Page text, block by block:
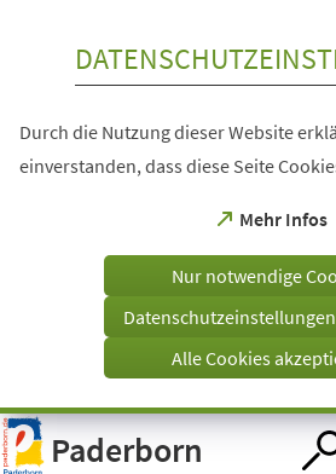
Visuelle
Assistenzsoftware
öffnen.
Durch die Nutzung dieser Website
einverstanden, dass diese Seite
Mehr Infos
(Öffnet
einem
Tab)
Nur notwendige
Alle Cookies
Paderborn